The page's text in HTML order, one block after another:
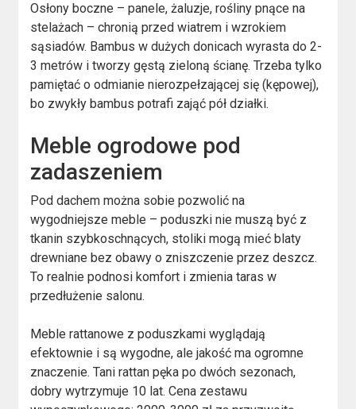
Osłony boczne – panele, żaluzje, rośliny pnące na
stelażach – chronią przed wiatrem i wzrokiem
sąsiadów. Bambus w dużych donicach wyrasta do 2-
3 metrów i tworzy gęstą zieloną ścianę. Trzeba tylko
pamiętać o odmianie nierozpełzającej się (kępowej),
bo zwykły bambus potrafi zająć pół działki.
Meble ogrodowe pod
zadaszeniem
Pod dachem można sobie pozwolić na
wygodniejsze meble – poduszki nie muszą być z
tkanin szybkoschnących, stoliki mogą mieć blaty
drewniane bez obawy o zniszczenie przez deszcz.
To realnie podnosi komfort i zmienia taras w
przedłużenie salonu.
Meble rattanowe z poduszkami wyglądają
efektownie i są wygodne, ale jakość ma ogromne
znaczenie. Tani rattan pęka po dwóch sezonach,
dobry wytrzymuje 10 lat. Cena zestawu